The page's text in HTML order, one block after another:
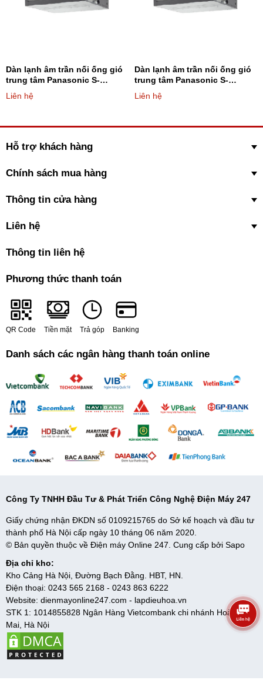
Dàn lạnh âm trần nối ống gió
trung tâm Panasonic S-
45MF2E5A8 15.400BTU - Loại
2 chiều (AST trung bình)
Liên hệ
Dàn lạnh âm trần nối ống gió
trung tâm Panasonic S-
56MF2E5A8 19.100BTU - Loại
2 chiều (AST trung bình)
Liên hệ
Hỗ trợ khách hàng
Chính sách mua hàng
Thông tin cửa hàng
Liên hệ
Thông tin liên hệ
Phương thức thanh toán
QR Code Tiền mặt Trả góp Banking
Danh sách các ngân hàng thanh toán online
Công Ty TNHH Đầu Tư & Phát Triển Công Nghệ Điện Máy 247
Giấy chứng nhận ĐKDN số 0109215765 do Sở kế hoạch và đầu tư
thành phố Hà Nội cấp ngày 10 tháng 06 năm 2020.
© Bản quyền thuộc về Điện máy Online 247. Cung cấp bởi Sapo
Địa chỉ kho:
Kho Cảng Hà Nội, Đường Bạch Đằng. HBT, HN.
Điện thoại: 0243 565 2168 - 0243 863 6222
Website: dienmayonline247.com - lapdieuhoa.vn
STK 1: 1014855828 Ngân Hàng Vietcombank chi nhánh Hoàng
Mai, Hà Nội